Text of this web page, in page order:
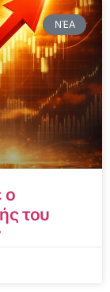
ΝΈΑ
ο
του